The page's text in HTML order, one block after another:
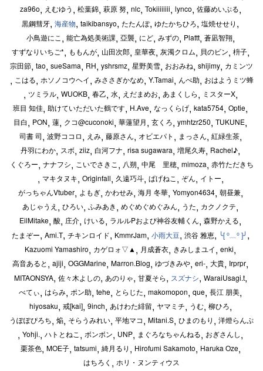
za96o, えむゆう , 松葉錦, 萩原 努, nlc, Tokiiiiiiii, lynco, 佐藤めいぷる,
黒鋼彗牙, 海産物, taikibansyo, たたんぽ, ゆたかちひろ, 塩焼せせり ,
小鳥遊にこ , 能亡為処美術課, 亞襲, にど, みずの, Plattt, 蒼凪智翔,
すずなりいちご*, ももんが, 山田次郎, 皇華夜, 灰濁クロム, 貝のビン, 枡子,
宗田節, tao, sueSama, RH, yshrsmz, 星野美雪, おおみね, shijimy, カミンツ
, こはる, ホソノコウヘイ, みささぎかなめ, Y.Tamai, んぺ助, おはようミツ蜂
, ツミラル, WUOKB, 春乙, 水, えだまめお, あまくしら, ミスターX,
班目 知佳, 助けていただいた鶴です, H.Ave, なっくらげ, kata5754, Optie,
目白, PON, 蓮, クコ@cuconoki, 華蓮望月, 玄くろ, ymhtzr250, TUKUNE,
司書 司, 波野ココロ, えみ, 藤原さん, オビエパト , まっさん, 紅緑生茶,
丹羽にわか, スボ, ziiz, 白河フナ, risa sugawara, 増尾久寿, Rachel♪,
くぐろー, ナナフシ, こいでさきこ , 八朔, 中尾 里穂, mimoza, 赤竹ただきち
, マキタヌキ, Originfall, 久遠巧斗, ぱげねこ , ぞん, イトー,
がっちゃんVtuber, よもぎ, かわせみ, 海月 冬華, Yomyon4634, 朝昼兼,
あじゃうえ , ひろい, ふみあき, めぐめぐめぐみん, うた, カクノクテ,
EilMitake, 酸, 庄介, けいる, ラルルPおよび神谷友輔くん, 森野かえる,
たまぞー, Ami.T, チキンロイド, KmmrJam, 小雨大豆, 渋谷 雅恵, ╰[ ⁰﹏⁰ ]╯ ,
Kazuomi Yamashiro, カゲロォ▽▲ , 月成蒼衣, きみしまユイ, enki,
高音あると, ajiji, OGGMarine, Marron.Blog, ゆづきみや, eri-, 大貴, Irprpr,
MITAONSYA, 佐々木よしの, あのりゃ, 甘夏そら, スズナシ, WaraiUsagi.t,
べてぃ, はらみ, ポン助, tehe, とらじた, makomopon, que, 長江 朋美,
hiyosaku, 戒[kai], 9inch, あけわた緋留, ヤマミチ, うむ, 柳ひろ,
うぽぽぴろち, 焔, そらうみれい, 平地マコ, Mitani.S, ひまのもり , 洋燈らんぷ
, Yohji., ハトとねこ , ボンボン, UNP, まぐろなちゃんねる, おぎさんし,
栗茶色, MOE子, tatsumi, 綺月るり , Hirofumi Sakamoto, Haruka Oze,
はちろく , ホリ・ヌンティウス